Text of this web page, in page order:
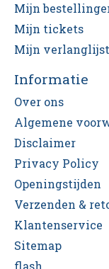
Mijn
Mijn tickets
Mijn verlanglijst
Informatie
Over ons
Algemene
Disclaimer
Privacy Policy
Openingstijden
Verzenden &
Klantenservice
Sitemap
flash